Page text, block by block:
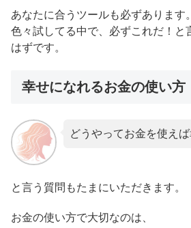
あなたに合うツールも必ずあります。
色々試してる中で、必ずこれだ！と
はずです。
幸せになれるお金の使い方
どうやってお金を使え
と言う質問もたまにいただきます。
お金の使い方で大切なのは、